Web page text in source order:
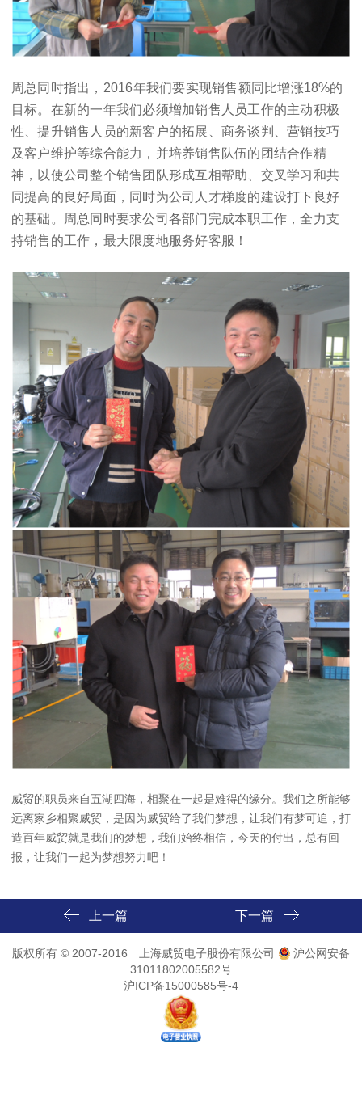
周总同时指出，2016年我们要实现销售额同比增涨18%的
目标。在新的一年我们必须增加销售人员工作的主动积极
性、提升销售人员的新客户的拓展、商务谈判、营销技巧
及客户维护等综合能力，并培养销售队伍的团结合作精
神，以使公司整个销售团队形成互相帮助、交叉学习和共
同提高的良好局面，同时为公司人才梯度的建设打下良好
的基础。周总同时要求公司各部门完成本职工作，全力支
持销售的工作，最大限度地服务好客服！
威贸的职员来自五湖四海，相聚在一起是难得的缘分。我们之所能够
远离家乡相聚威贸，是因为威贸给了我们梦想，让我们有梦可追，打
造百年威贸就是我们的梦想，我们始终相信，今天的付出，总有回
报，让我们一起为梦想努力吧！
上一篇 下一篇
版权所有 © 2007-2016 上海威贸电子股份有限公司
沪公网安备
31011802005582号
沪ICP备15000585号-4